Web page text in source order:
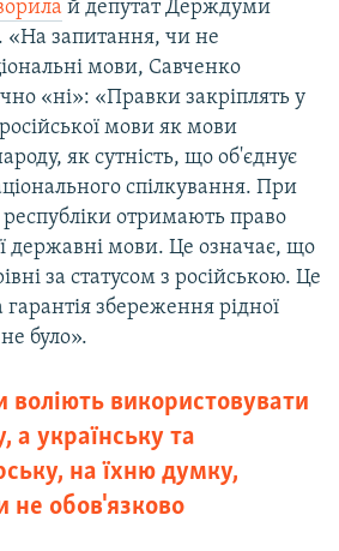
й депутат Держдуми
. «На запитання, чи не
мови, Савченко
«ні»: «Правки закріплять у
російської мови як мови
як сутність, що об'єднує
спілкування. При
отримають право
державні мови. Це означає, що
за статусом з російською. Це
збереження рідної
було».
воліють використовувати
а українську та
на їхню думку,
не обов'язково